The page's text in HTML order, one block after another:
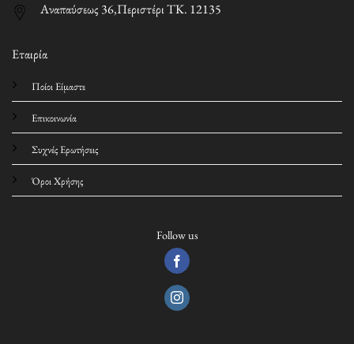
Εταιρία
Ποίοι Είμαστε
Επικοινωνία
Συχνές Ερωτήσεις
Όροι Χρήσης
Follow us
Αναπαύσεως 36,Περιστέρι ΤΚ. 12135